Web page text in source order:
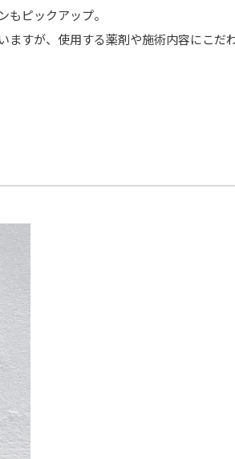
もピックアップ。
ますが、使用する薬剤や施術内容にこだ